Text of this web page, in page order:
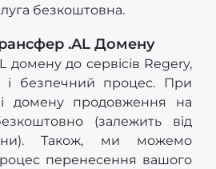
безкоштовна.
.AL Домену
домену до сервісів Regery,
і безпечний процес. При
домену продовження на
(залежить від
Також, ми можемо
перенесення вашого